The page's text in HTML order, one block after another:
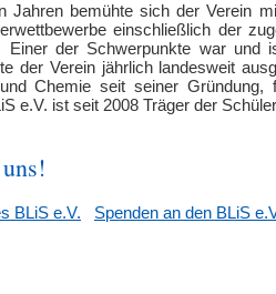
Jahren bemühte sich der Verein
einschließlich der
Einer der Schwerpunkte war und
der Verein jährlich landesweit
Chemie seit seiner
e.V. ist seit 2008 Träger der
BLiS e.V. Spenden an den BLiS